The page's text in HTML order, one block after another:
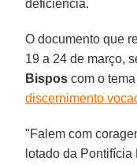
deficiência.
O documento que
19 a 24 de março,
Bispos com o
discernimento
"Falem com
lotado da